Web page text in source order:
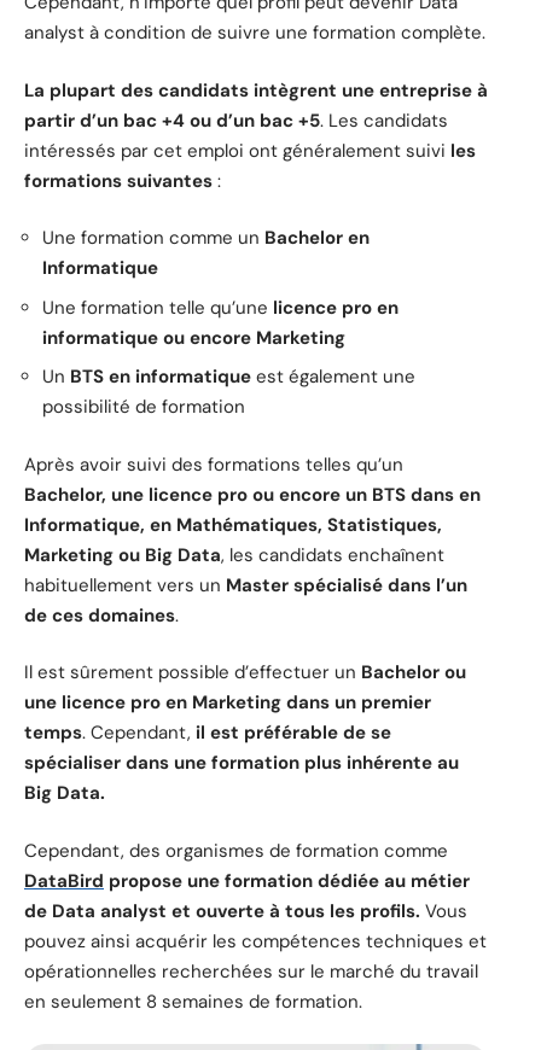
analyst à condition de suivre une formation complète.
La plupart des candidats intègrent une entreprise à
partir d’un bac +4 ou d’un bac +5. Les candidats
intéressés par cet emploi ont généralement suivi les
formations suivantes :
Une formation comme un Bachelor en
Informatique
Une formation telle qu’une licence pro en
informatique ou encore Marketing
Un BTS en informatique est également une
possibilité de formation
Après avoir suivi des formations telles qu’un
Bachelor, une licence pro ou encore un BTS dans en
Informatique, en Mathématiques, Statistiques,
Marketing ou Big Data, les candidats enchaînent
habituellement vers un Master spécialisé dans l’un
de ces domaines.
Il est sûrement possible d’effectuer un Bachelor ou
une licence pro en Marketing dans un premier
temps. Cependant, il est préférable de se
spécialiser dans une formation plus inhérente au
Big Data.
Cependant, des organismes de formation comme
DataBird propose une formation dédiée au métier
de Data analyst et ouverte à tous les profils. Vous
pouvez ainsi acquérir les compétences techniques et
opérationnelles recherchées sur le marché du travail
en seulement 8 semaines de formation.